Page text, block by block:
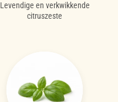
Levendige en verkwikkende
citruszeste